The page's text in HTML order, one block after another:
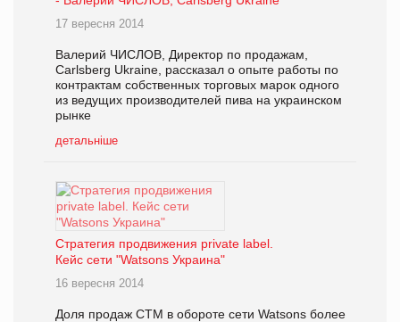
17 вересня 2014
Валерий ЧИСЛОВ, Директор по продажам,
Carlsberg Ukraine, рассказал о опыте работы по
контрактам собственных торговых марок одного
из ведущих производителей пива на украинском
рынке
детальніше
Стратегия продвижения private label.
Кейс сети "Watsons Украина"
16 вересня 2014
Доля продаж СТМ в обороте сети Watsons более